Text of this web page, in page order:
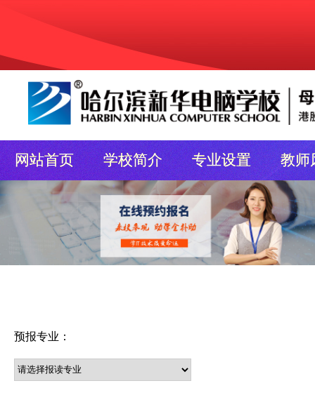
网站首页 学校简介 专业设置 教师
预报专业：